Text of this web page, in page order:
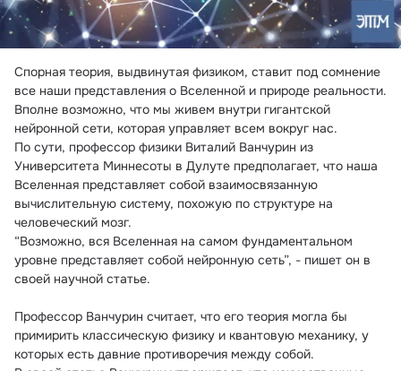
Спорная теория, выдвинутая физиком, ставит под сомнение
все наши представления о Вселенной и природе реальности.
Вполне возможно, что мы живем внутри гигантской
нейронной сети, которая управляет всем вокруг нас.
По сути, профессор физики Виталий Ванчурин из
Университета Миннесоты в Дулуте предполагает, что наша
Вселенная представляет собой взаимосвязанную
вычислительную систему, похожую по структуре на
человеческий мозг.
“Возможно, вся Вселенная на самом фундаментальном
уровне представляет собой нейронную сеть”, - пишет он в
своей научной статье.
Профессор Ванчурин считает, что его теория могла бы
примирить классическую физику и квантовую механику, у
которых есть давние противоречия между собой.